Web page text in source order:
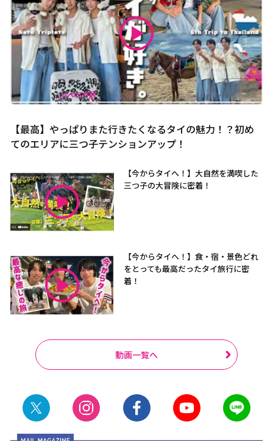
【最高】やっぱりまた行きたくなるタイの魅力！？初め
てのエリアに三つ子テンションアップ！
【今からタイへ！】大自然を満喫した
三つ子の大冒険に密着！
【今からタイへ！】食・宿・景色どれ
をとっても最高だったタイ旅行に密
着！
動画一覧へ